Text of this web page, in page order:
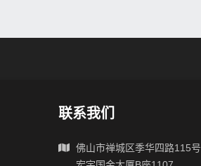
联系我们
佛山市禅城区季华四路115号